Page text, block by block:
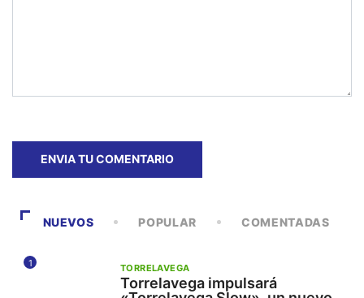
NUEVOS POPULAR COMENTADAS
1 TORRELAVEGA
Torrelavega impulsará